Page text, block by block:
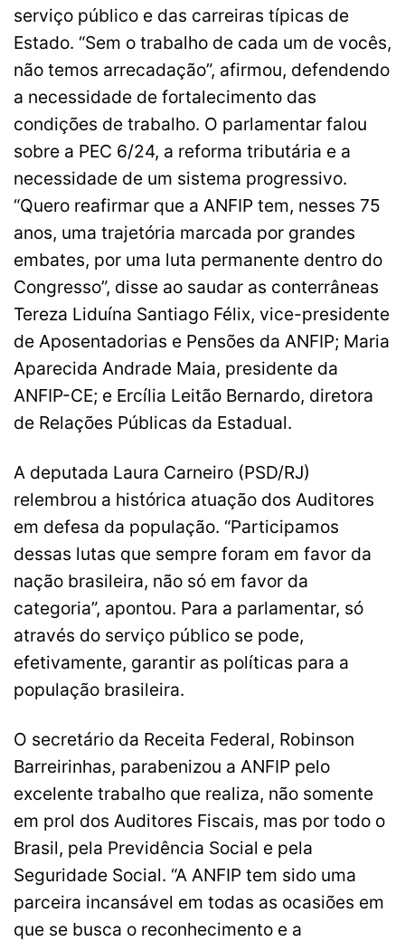
serviço público e das carreiras típicas de
Estado. “Sem o trabalho de cada um de vocês,
não temos arrecadação”, afirmou, defendendo
a necessidade de fortalecimento das
condições de trabalho. O parlamentar falou
sobre a PEC 6/24, a reforma tributária e a
necessidade de um sistema progressivo.
“Quero reafirmar que a ANFIP tem, nesses 75
anos, uma trajetória marcada por grandes
embates, por uma luta permanente dentro do
Congresso”, disse ao saudar as conterrâneas
Tereza Liduína Santiago Félix, vice-presidente
de Aposentadorias e Pensões da ANFIP; Maria
Aparecida Andrade Maia, presidente da
ANFIP-CE; e Ercília Leitão Bernardo, diretora
de Relações Públicas da Estadual.
A deputada Laura Carneiro (PSD/RJ)
relembrou a histórica atuação dos Auditores
em defesa da população. “Participamos
dessas lutas que sempre foram em favor da
nação brasileira, não só em favor da
categoria”, apontou. Para a parlamentar, só
através do serviço público se pode,
efetivamente, garantir as políticas para a
população brasileira.
O secretário da Receita Federal, Robinson
Barreirinhas, parabenizou a ANFIP pelo
excelente trabalho que realiza, não somente
em prol dos Auditores Fiscais, mas por todo o
Brasil, pela Previdência Social e pela
Seguridade Social. “A ANFIP tem sido uma
parceira incansável em todas as ocasiões em
que se busca o reconhecimento e a